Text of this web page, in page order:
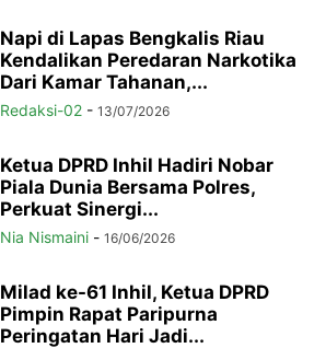
Napi di Lapas Bengkalis Riau
Kendalikan Peredaran Narkotika
Dari Kamar Tahanan,...
Redaksi-02 - 13/07/2026
Ketua DPRD Inhil Hadiri Nobar
Piala Dunia Bersama Polres,
Perkuat Sinergi...
Nia Nismaini - 16/06/2026
Milad ke-61 Inhil, Ketua DPRD
Pimpin Rapat Paripurna
Peringatan Hari Jadi...